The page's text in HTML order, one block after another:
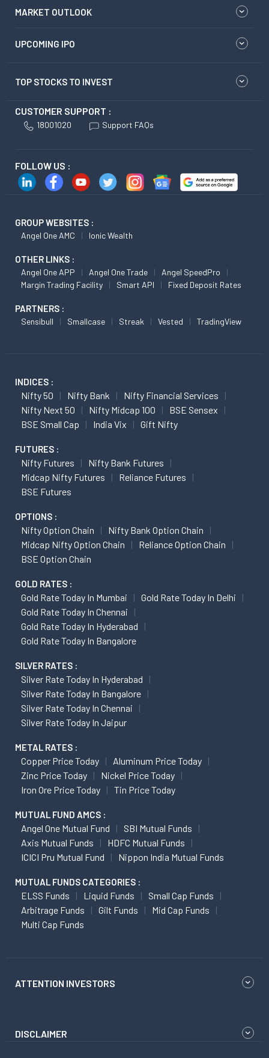
MARKET OUTLOOK
UPCOMING IPO
TOP STOCKS TO INVEST
CUSTOMER SUPPORT :
18001020 Support FAQs
FOLLOW US :
GROUP WEBSITES :
Angel One AMC Ionic Wealth
OTHER LINKS :
Angel One APP Angel One Trade
Angel SpeedPro
Margin Trading Facility
Smart API Fixed Deposit Rates
PARTNERS :
Sensibull Smallcase Streak Vested TradingView
INDICES :
Nifty 50 Nifty Bank
Nifty Financial Services
Nifty Next 50
Nifty Midcap 100
BSE Sensex
BSE Small Cap
India Vix Gift Nifty
FUTURES :
Nifty Futures
Nifty Bank Futures
Midcap Nifty Futures
Reliance Futures
BSE Futures
OPTIONS :
Nifty Option Chain
Nifty Bank Option Chain
Midcap Nifty Option Chain
Reliance Option Chain
BSE Option Chain
GOLD RATES :
Gold Rate Today In Mumbai
Gold Rate Today In Delhi
Gold Rate Today In Chennai
Gold Rate Today In Hyderabad
Gold Rate Today In Bangalore
SILVER RATES :
Silver Rate Today In Hyderabad
Silver Rate Today In Bangalore
Silver Rate Today In Chennai
Silver Rate Today In Jaipur
METAL RATES :
Copper Price Today
Aluminum Price Today
Zinc Price Today
Nickel Price Today
Iron Ore Price Today
Tin Price Today
MUTUAL FUND AMCS :
Angel One Mutual Fund
SBI Mutual Funds
Axis Mutual Funds
HDFC Mutual Funds
ICICI Pru Mutual Fund
Nippon India Mutual Funds
MUTUAL FUNDS CATEGORIES :
ELSS Funds Liquid Funds
Small Cap Funds
Arbitrage Funds
Gilt Funds
Mid Cap Funds
Multi Cap Funds
ATTENTION INVESTORS
DISCLAIMER